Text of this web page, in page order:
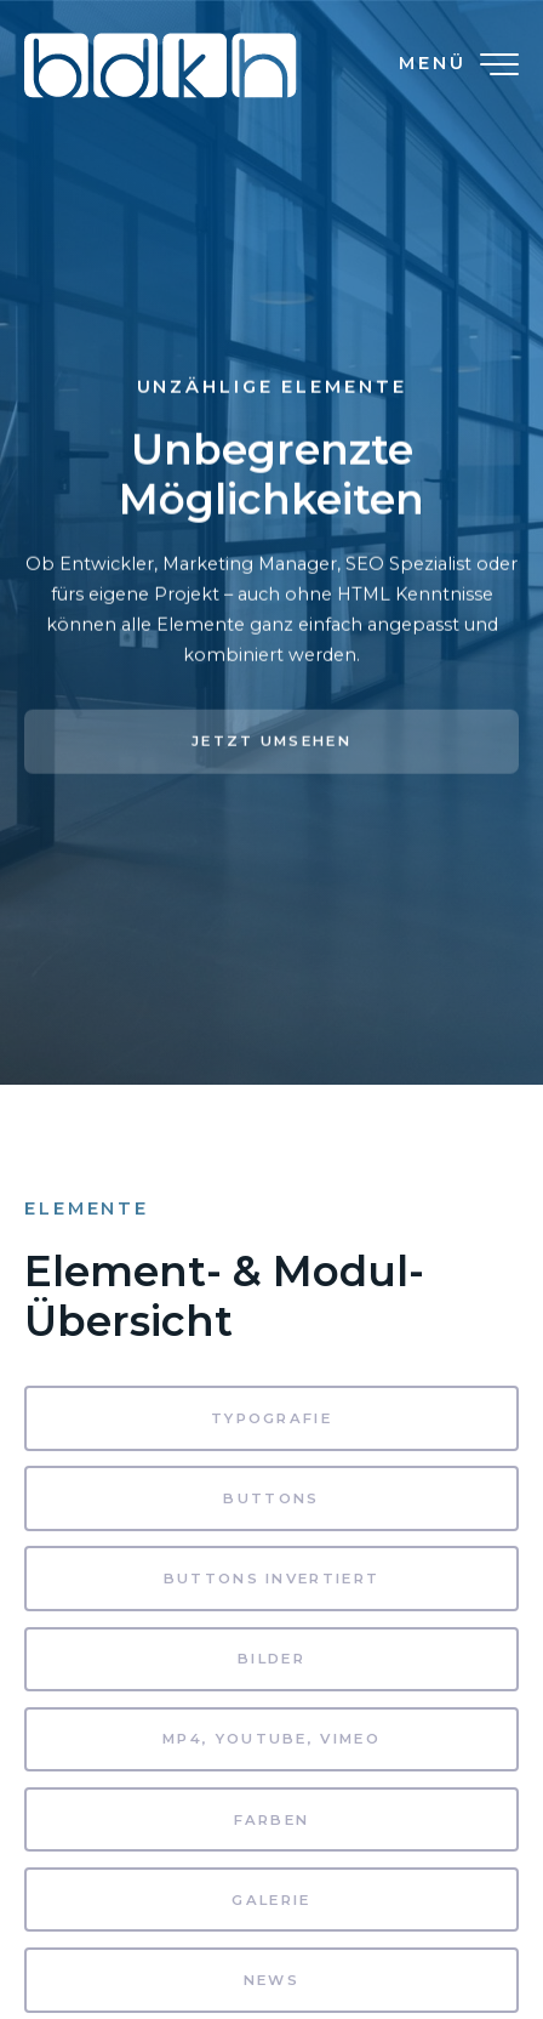
MENÜ
UNZÄHLIGE ELEMENTE
Unbegrenzte
Möglichkeiten
Ob Entwickler, Marketing Manager, SEO Spezialist oder
fürs eigene Projekt – auch ohne HTML Kenntnisse
können alle Elemente ganz einfach angepasst und
kombiniert werden.
JETZT UMSEHEN
ELEMENTE
Element- & Modul-
Übersicht
TYPOGRAFIE
BUTTONS
BUTTONS INVERTIERT
BILDER
MP4, YOUTUBE, VIMEO
FARBEN
GALERIE
NEWS